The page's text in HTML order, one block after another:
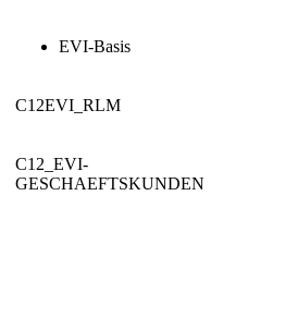
EVI-Basis
C12EVI_RLM
C12_EVI-
GESCHAEFTSKUNDEN